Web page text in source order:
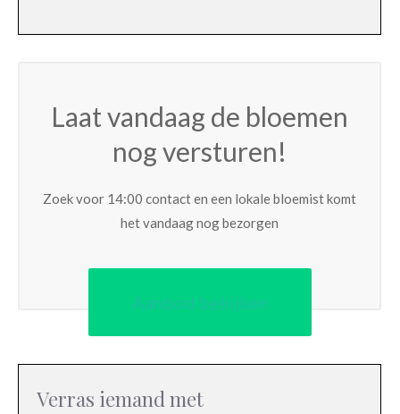
Laat vandaag de bloemen
nog versturen!
Zoek voor 14:00 contact en een lokale bloemist komt
het vandaag nog bezorgen
Aanbod bekijken
Verras iemand met